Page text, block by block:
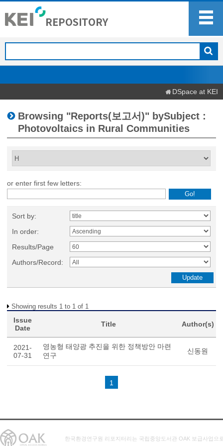
DSpace at KEI
Browsing "Reports(보고서)" bySubject :
Photovoltaics in Rural Communities
or enter first few letters:
Sort by:
In order:
Results/Page
Authors/Record:
Showing results 1 to 1 of 1
Issue
Date
Title Author(s)
2021-
07-31
영농형 태양광 추진을 위한 정책방안 마련
연구
신동원
1
한국환경연구원 리포지터리는 국립중앙도서관 OAK 보급사업